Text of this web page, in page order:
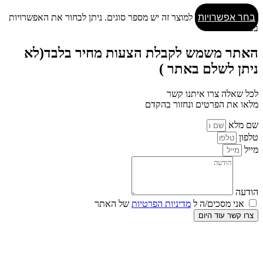
בחר אפשרויות למוצר זה יש מספר סוגים. ניתן לבחור את האפשרויות
בעמוד המוצר
האתר משמש לקבלת הצעות מחיר בלבד(לא
ניתן לשלם באתר )
לכל שאלה צרו איתנו קשר
מלאו את הפרטים ונחזור בהקדם
שם מלא
טלפון
מייל
הודעה
אני מסכים/ה ל מדיניות הפרטיות של האתר
צרו קשר עוד היום